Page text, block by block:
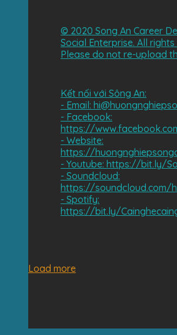
©️ 2020 Song An Career
Social Enterprise. All
Please do not re-upload
Kết nối với Sông An:
- Email:
- Facebook:
https://
- Website:
https://
- Youtube: https://bit.ly/
- Soundcloud:
https://soundcloud.com/
- Spotify:
https://bit.ly/
Load more